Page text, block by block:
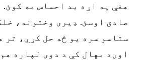
هغې په اړه بد احساس مه کوئ.
صادق اوسئ. ډیری وختونه،
ستاسو سره یو څه حل کړي، تر
اوږد مهال کې د دوی لپاره